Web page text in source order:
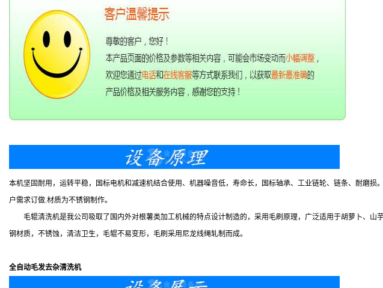
本机坚固耐用，运转平稳，国标电机和减速机结合使用、机器噪音低，寿命长，国标轴承、工业链轮、链条、耐磨
户需求订做.材质为不锈钢制作。
毛辊清洗机是我公司吸取了国内外对根薯类加工机械的特点设计制造的，采用毛刷原理，广泛适用于胡萝卜、山
钢材质，不锈蚀，清洁卫生，毛辊不易变形，毛刷采用尼龙线绳轧制而成。
全自动毛发去杂清洗机